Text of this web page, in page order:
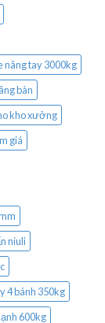
nâng tay 3000kg
bàn
kho xưởng
giá
niuli
4 bánh 350kg
600kg